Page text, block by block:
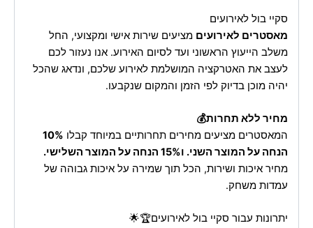
סקיי בול לאירועים
מאסטרים לאירועים מציעים שירות אישי ומקצועי, החל
משלב הייעוץ הראשוני ועד לסיום האירוע. אנו נעזור לכם
לעצב את האטרקציה המושלמת לאירוע שלכם, ונדאג שהכל
יהיה מוכן בדיוק לפי הזמן והמקום שנקבעו.
מחיר ללא תחרות💰
המאסטרים מציעים מחירים תחרותיים במיוחד קבלו 10%
הנחה על המוצר השני. ו15% הנחה על המוצר השלישי.
מחיר איכות ושירות, הכל תוך שמירה על איכות גבוהה של
עמדות משחק.
יתרונות עבור סקיי בול לאירועים🏆🌟